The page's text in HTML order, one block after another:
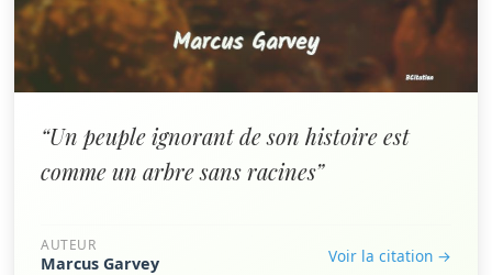
“Un peuple ignorant de son histoire est
comme un arbre sans racines”
AUTEUR
Marcus Garvey Voir la citation →